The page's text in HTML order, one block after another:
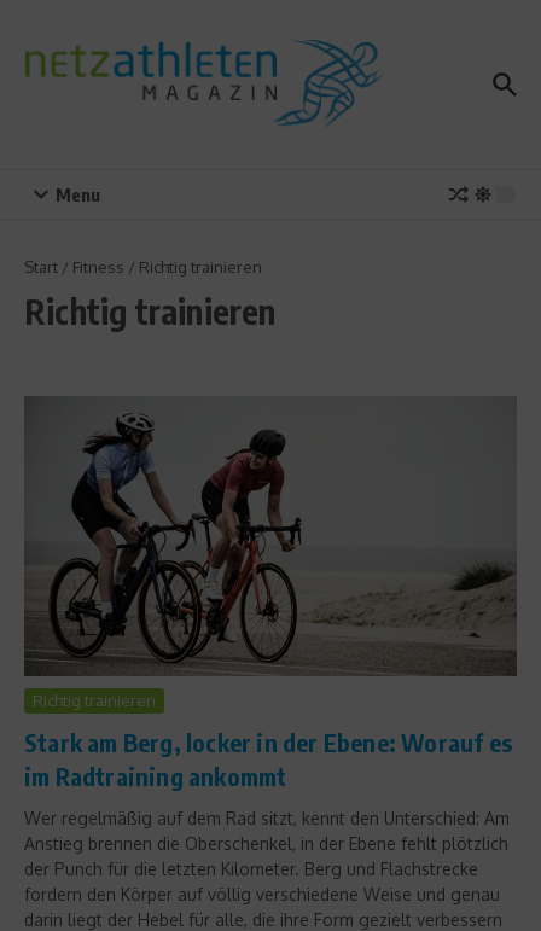
Menu
Start / Fitness / Richtig trainieren
Richtig trainieren
Richtig trainieren
Stark am Berg, locker in der Ebene: Worauf es
im Radtraining ankommt
Wer regelmäßig auf dem Rad sitzt, kennt den Unterschied: Am
Anstieg brennen die Oberschenkel, in der Ebene fehlt plötzlich
der Punch für die letzten Kilometer. Berg und Flachstrecke
fordern den Körper auf völlig verschiedene Weise und genau
darin liegt der Hebel für alle, die ihre Form gezielt verbessern